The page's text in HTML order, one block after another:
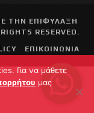
ΤΗΝ ΕΠΙΦΥΛΑΞΗ
RESERVED.
ΕΠΙΚΟΙΝΩΝΙΑ
Για να μάθετε
μας